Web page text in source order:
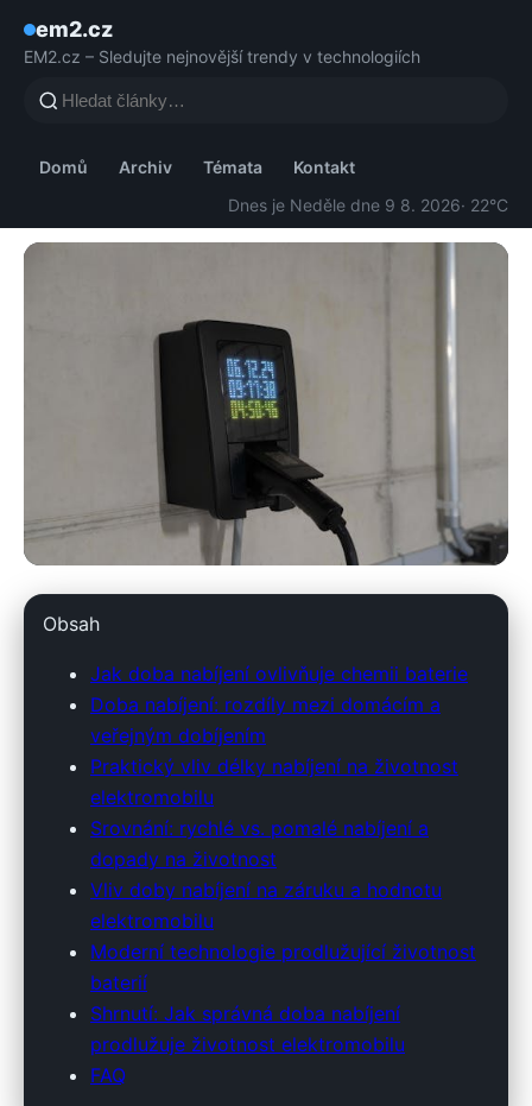
em2.cz
EM2.cz – Sledujte nejnovější trendy v technologiích
Domů Archiv Témata
Kontakt
Dnes je Neděle dne 9 8. 2026· 22°C
Optimální Nabíjení: Klíč k
Dlouhověkosti Baterie vašeho
Elektromobilu
7. 3. 2026· 8 min čtení · Autor: Marek Sedláček
Obsah
Jak doba nabíjení ovlivňuje chemii baterie
Doba nabíjení: rozdíly mezi domácím a
veřejným dobíjením
Praktický vliv délky nabíjení na životnost
elektromobilu
Srovnání: rychlé vs. pomalé nabíjení a
dopady na životnost
Vliv doby nabíjení na záruku a hodnotu
elektromobilu
Moderní technologie prodlužující životnost
baterií
Shrnutí: Jak správná doba nabíjení
prodlužuje životnost elektromobilu
FAQ